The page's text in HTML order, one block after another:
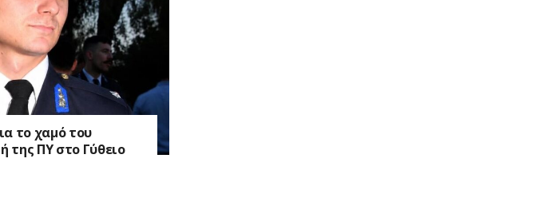
το χαμό του
της ΠΥ στο Γύθειο